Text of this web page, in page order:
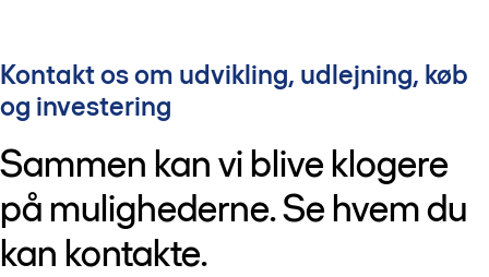
Kontakt os om udvikling, udlejning, køb
og investering
Sammen kan vi blive klogere
på mulighederne. Se hvem du
kan kontakte.